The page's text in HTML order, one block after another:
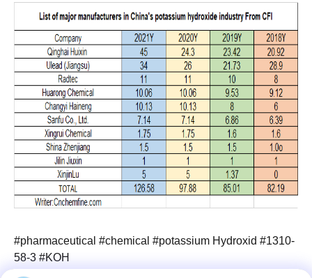
#pharmaceutical #chemical #potassium Hydroxid #1310-
58-3 #KOH